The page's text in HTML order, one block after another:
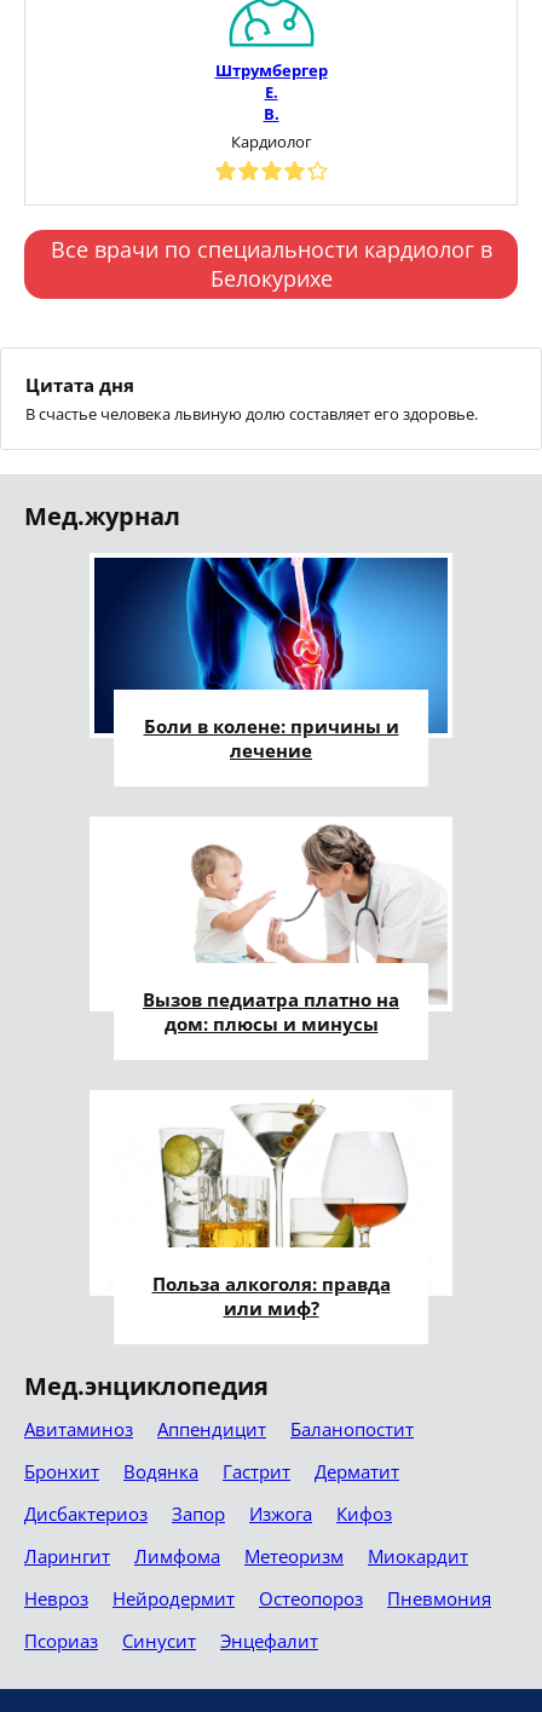
Штрумбергер
Е.
В.
Кардиолог
Все врачи по специальности кардиолог в
Белокурихе
Цитата дня
В счастье человека львиную долю составляет его здоровье.
Мед.журнал
Боли в колене: причины и
лечение
Вызов педиатра платно на
дом: плюсы и минусы
Польза алкоголя: правда
или миф?
Мед.энциклопедия
Авитаминоз Аппендицит
Баланопостит
Бронхит
Водянка Гастрит
Дерматит
Дисбактериоз
Запор Изжога
Кифоз
Ларингит
Лимфома Метеоризм
Миокардит
Невроз
Нейродермит Остеопороз
Пневмония
Псориаз
Синусит Энцефалит